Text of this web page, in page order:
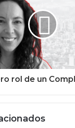
rol de un